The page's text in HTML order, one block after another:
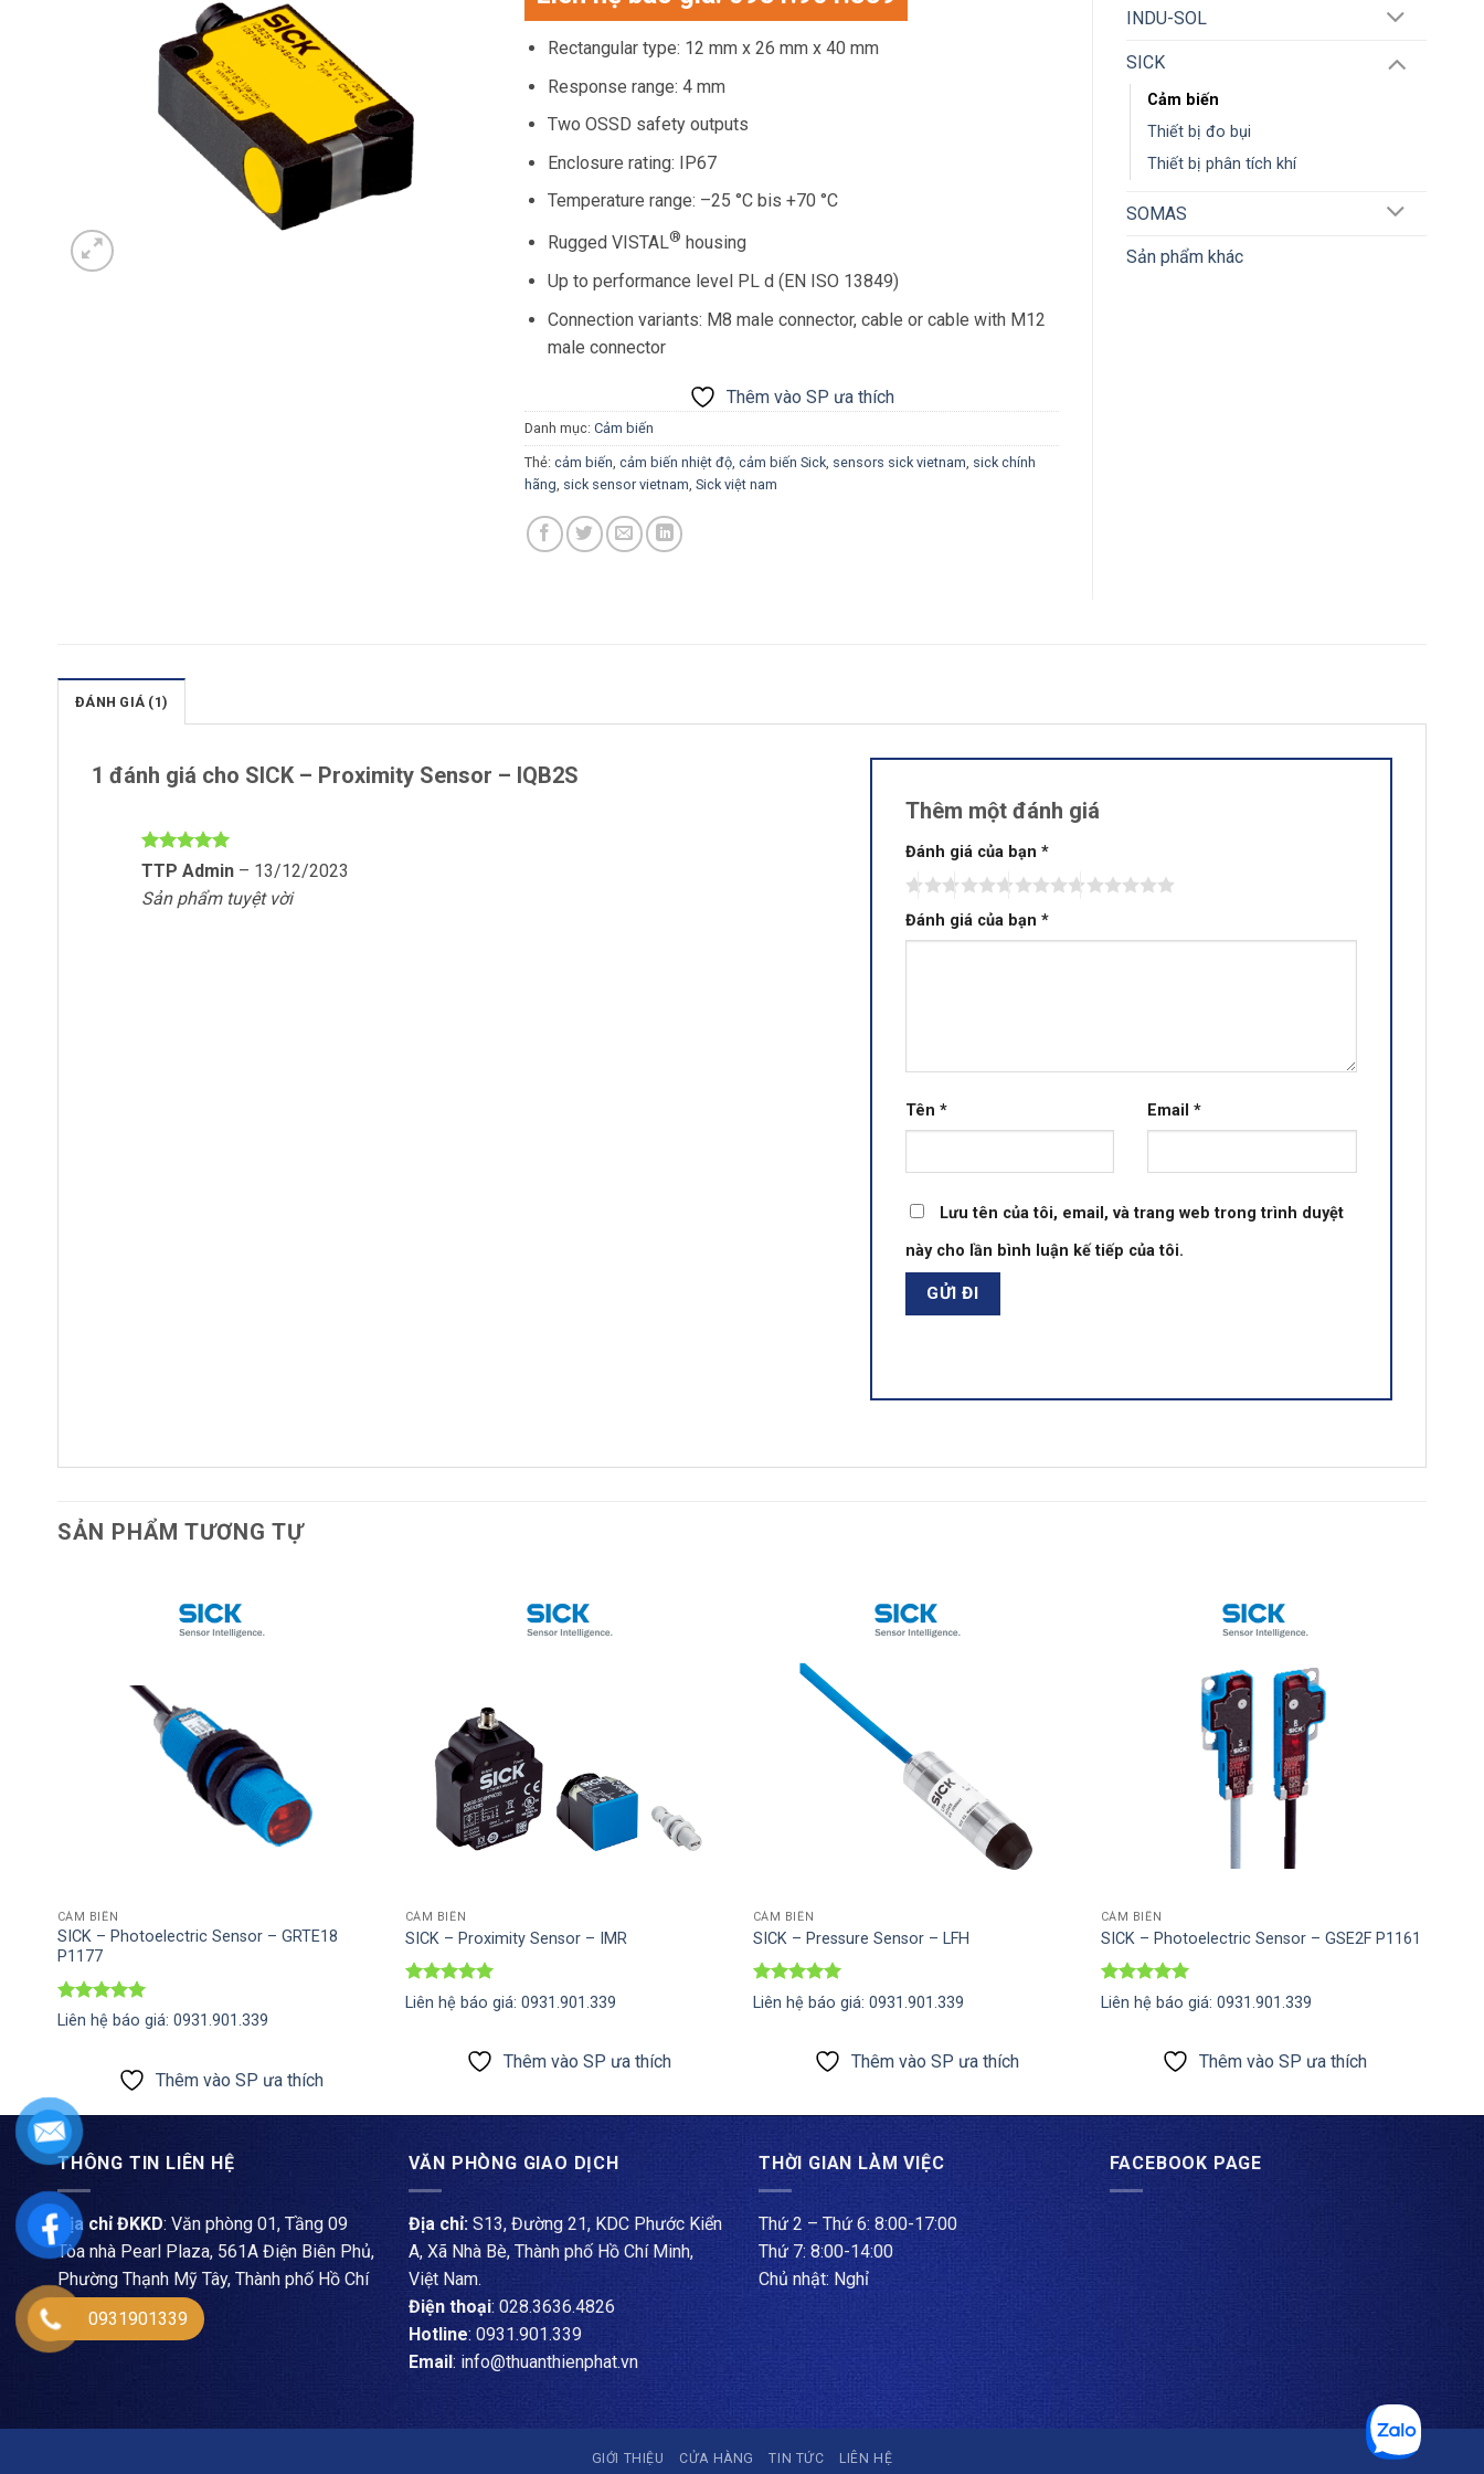
đánh giá
Rectangular type: 12 mm x 26 mm x 40 mm
Response range: 4 mm
Two OSSD safety outputs
Enclosure rating: IP67
Temperature range: –25 °C bis +70 °C
Rugged VISTAL® housing
Up to performance level PL d (EN ISO 13849)
Connection variants: M8 male connector, cable or cable with M12
male connector
Thêm vào SP ưa thích
Danh mục:Cảm biến
Thẻ:cảm biến,cảm biến nhiệt độ,cảm biến Sick, sensors sick vietnam, sick chính
hãng, sick sensor vietnam,Sick việt nam
INDU-SOL
SICK
Cảm biến
Thiết bị đo bụi
Thiết bị phân tích khí
SOMAS
Sản phẩm khác
ĐÁNH GIÁ (1)
1 đánh giá cho SICK – Proximity Sensor – IQB2S
Được xếp
sao
TTP Admin – 13/12/2023
Sản phẩm tuyệt vời
Thêm một đánh giá
Đánh giá của bạn *
Đánh giá của bạn *
Tên * Email*
Lưu tên của tôi, email, và trang web trong trình duyệt
này cho lần bình luận kế tiếp của tôi.
SẢN PHẨM TƯƠNG TỰ
CẢM BIẾN
SICK – Photoelectric Sensor – GRTE18
P1177
Được xếp
5
Liên hệ báo giá: 0931.901.339
Thêm vào SP ưa thích
CẢM BIẾN
SICK – Proximity Sensor – IMR
Được xếp
5
Liên hệ báo giá: 0931.901.339
Thêm vào SP ưa thích
CẢM BIẾN
SICK – Pressure Sensor – LFH
Được xếp
5
Liên hệ báo giá: 0931.901.339
Thêm vào SP ưa thích
CẢM BIẾN
SICK – Photoelectric Sensor – GSE2F P1161
Được xếp
5
Liên hệ báo giá: 0931.901.339
Thêm vào SP ưa thích
THÔNG TIN LIÊN HỆ
Địa chỉ ĐKKD: Văn phòng 01, Tầng 09
Tòa nhà Pearl Plaza, 561A Điện Biên Phủ,
Phường Thạnh Mỹ Tây, Thành phố Hồ Chí
Minh, Việt Nam.
VĂN PHÒNG GIAO DỊCH
Địa chỉ:S13, Đường 21, KDC Phước Kiển
A, Xã Nhà Bè, Thành phố Hồ Chí Minh,
Việt Nam.
Điện thoại: ​028.3636.4826
Hotline: 0931.901.339
Email: info@thuanthienphat.vn
THỜI GIAN LÀM VIỆC
Thứ 2 – Thứ 6: 8:00-17:00
Thứ 7: 8:00-14:00
Chủ nhật: Nghỉ
FACEBOOK PAGE
GIỚI THIỆU CỬA HÀNG TIN TỨC LIÊN HỆ
0931901339